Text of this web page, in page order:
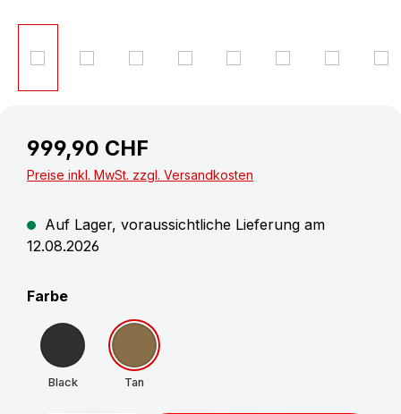
999,90 CHF
Preise inkl. MwSt. zzgl. Versandkosten
Auf Lager, voraussichtliche Lieferung am
12.08.2026
Farbeauswählen
Black Tan